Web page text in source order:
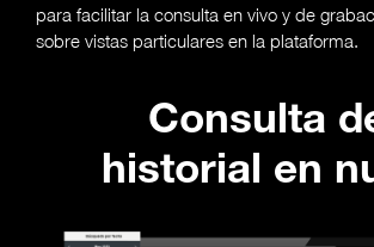
para facilitar la consulta en vivo y de
sobre vistas particulares en la plataforma.
Consulta
historial en